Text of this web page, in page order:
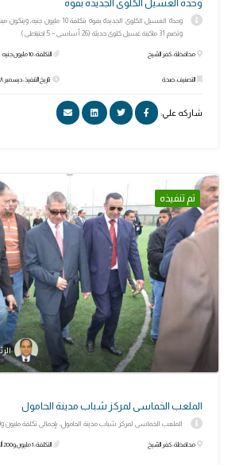
وحدة الغسيل الكلوى الجديدة بفوه
وحدة الغسيل الكلوى الجديدة بفوه
وتضم 31 ماكينة غسيل كلوى حديثة (26 أساسى – 5 احتياطى )
محافظة: كفر الشيخ
التصنيف: صحة
التكلفة: 10 مليون جنيه
تاريخ التنفيذ: ديسمبر ٢٠١٨
شاركه علي:
تم تنفيذه
الملعب الخماسى لمركز شباب مدينة الحامول
الملعب الخماسى لمركز شباب مدينة الحامول، بإجمالى تكلفة مليون و200 ألف جنيه
محافظة: كفر الشيخ التكلفة: 1 مليون و200 ألف جنيه